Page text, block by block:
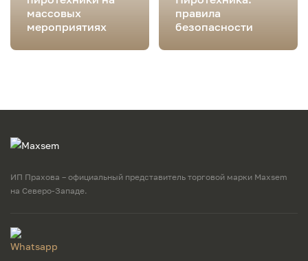
массовых
мероприятиях
правила
безопасности
ИП Прахова – официальный представитель торговой марки Maxsem
на Северо-Западе.